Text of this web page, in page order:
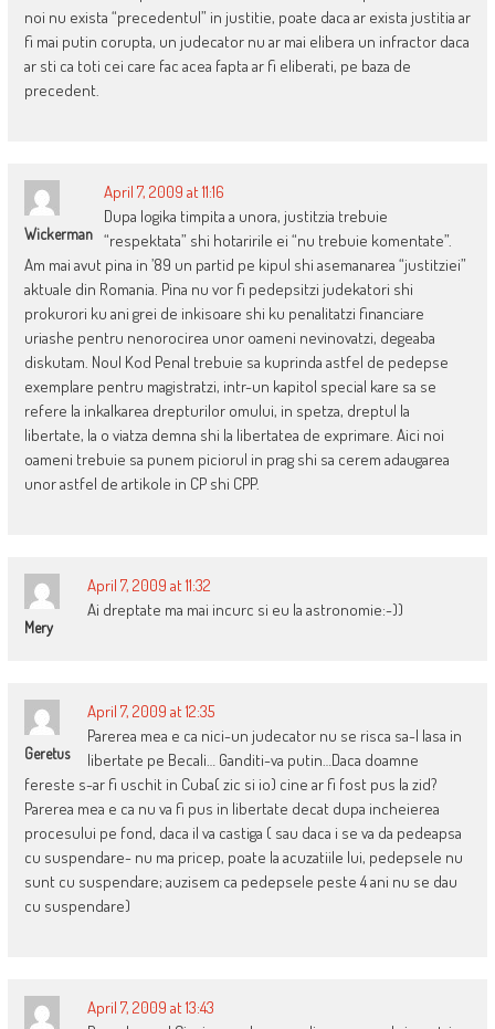
noi nu exista “precedentul” in justitie, poate daca ar exista justitia ar
fi mai putin corupta, un judecator nu ar mai elibera un infractor daca
ar sti ca toti cei care fac acea fapta ar fi eliberati, pe baza de
precedent.
Wickerman
April 7, 2009 at 11:16
Dupa logika timpita a unora, justitzia trebuie
“respektata” shi hotaririle ei “nu trebuie komentate”.
Am mai avut pina in ’89 un partid pe kipul shi asemanarea “justitziei”
aktuale din Romania. Pina nu vor fi pedepsitzi judekatori shi
prokurori ku ani grei de inkisoare shi ku penalitatzi financiare
uriashe pentru nenorocirea unor oameni nevinovatzi, degeaba
diskutam. Noul Kod Penal trebuie sa kuprinda astfel de pedepse
exemplare pentru magistratzi, intr-un kapitol special kare sa se
refere la inkalkarea drepturilor omului, in spetza, dreptul la
libertate, la o viatza demna shi la libertatea de exprimare. Aici noi
oameni trebuie sa punem piciorul in prag shi sa cerem adaugarea
unor astfel de artikole in CP shi CPP.
Mery
April 7, 2009 at 11:32
Ai dreptate ma mai incurc si eu la astronomie:-))
Geretus
April 7, 2009 at 12:35
Parerea mea e ca nici-un judecator nu se risca sa-l lasa in
libertate pe Becali… Ganditi-va putin…Daca doamne
fereste s-ar fi uschit in Cuba( zic si io) cine ar fi fost pus la zid?
Parerea mea e ca nu va fi pus in libertate decat dupa incheierea
procesului pe fond, daca il va castiga ( sau daca i se va da pedeapsa
cu suspendare- nu ma pricep, poate la acuzatiile lui, pedepsele nu
sunt cu suspendare; auzisem ca pedepsele peste 4 ani nu se dau
cu suspendare)
April 7, 2009 at 13:43